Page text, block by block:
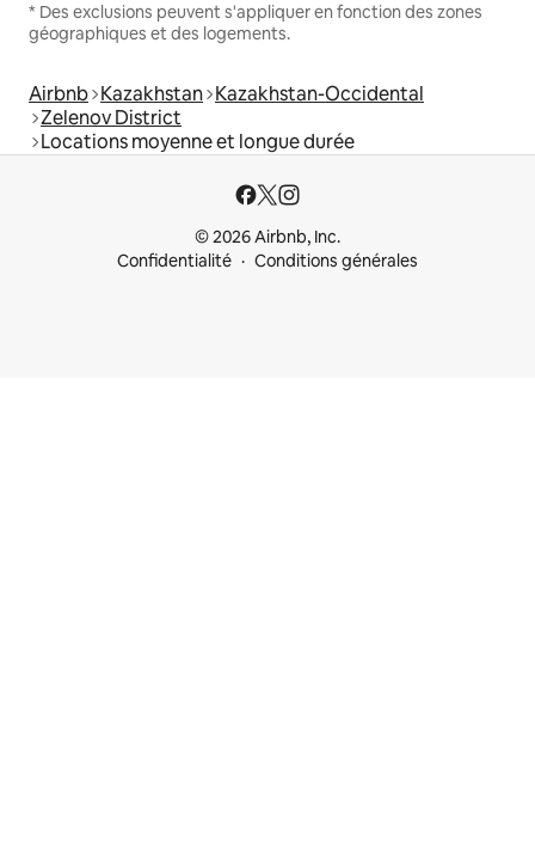
* Des exclusions peuvent s'appliquer en fonction des zones
géographiques et des logements.
Airbnb Kazakhstan Kazakhstan-Occidental
Zelenov District
Locations moyenne et longue durée
© 2026 Airbnb, Inc.
Confidentialité
Conditions générales